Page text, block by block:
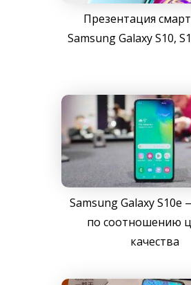
Презентация
Samsung Galaxy S10,
Samsung Galaxy
по соотношению
качества